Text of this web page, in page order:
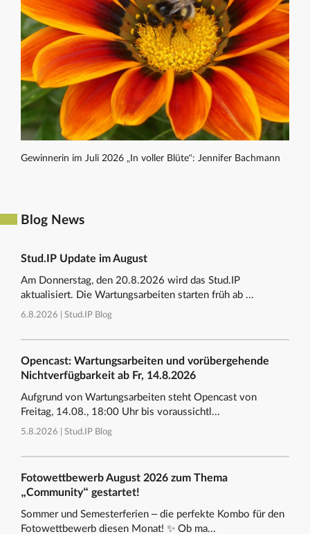
Gewinnerin im Juli 2026 „In voller Blüte“: Jennifer Bachmann
Blog News
Stud.IP Update im August
Am Donnerstag, den 20.8.2026 wird das Stud.IP
aktualisiert. Die Wartungsarbeiten starten früh ab ...
6.8.2026 | Stud.IP Blog
Opencast: Wartungsarbeiten und vorübergehende
Nichtverfügbarkeit ab Fr, 14.8.2026
Aufgrund von Wartungsarbeiten steht Opencast von
Freitag, 14.08., 18:00 Uhr bis voraussichtl...
5.8.2026 | Stud.IP Blog
Fotowettbewerb August 2026 zum Thema
„Community“ gestartet!
Sommer und Semesterferien – die perfekte Kombo für den
Fotowettbewerb diesen Monat! ✨ Ob ma...